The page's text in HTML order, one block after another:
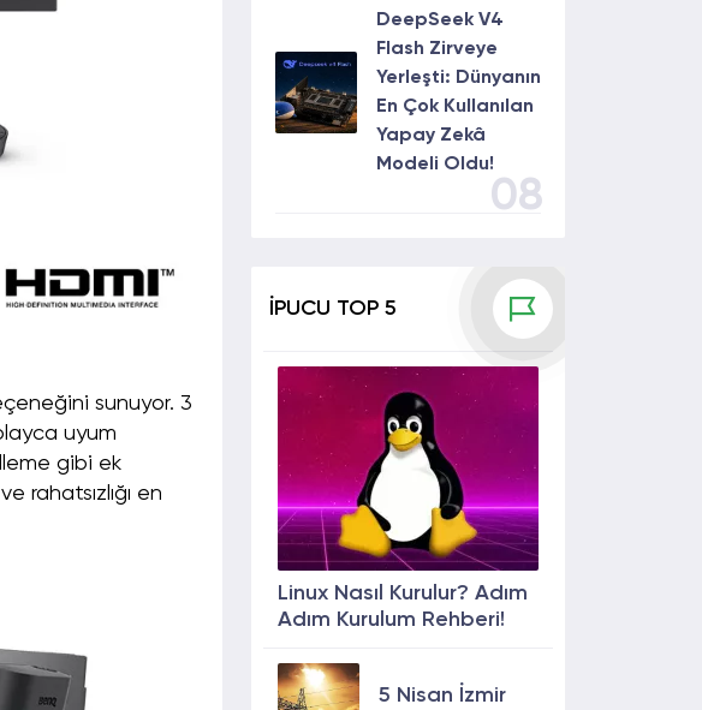
sunuyor. 3
uyum
gibi ek
rahatsızlığı en
DeepSeek V4
Flash Zirveye
Yerleşti: Dünyanın
En Çok Kullanılan
Yapay Zekâ
Modeli Oldu!
08
İPUCU TOP 5
Linux Nasıl Kurulur? Adım
Adım Kurulum Rehberi!
5 Nisan İzmir